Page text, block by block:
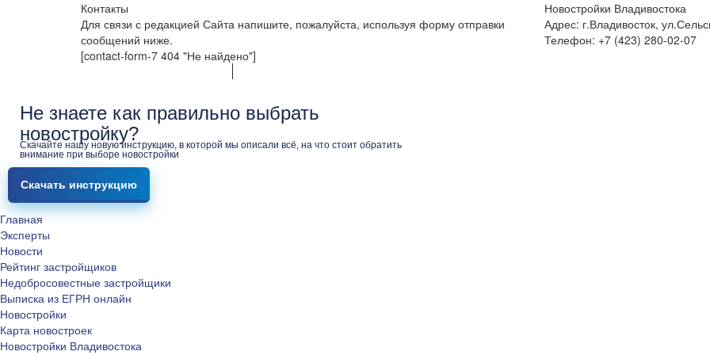
Контакты
Для связи с редакцией Сайта напишите, пожалуйста, используя форму отправки
сообщений ниже.
[contact-form-7 404 "Не найдено"]
Новостройки Владивостока
Адрес: г.Владивосток,
Телефон: +7 (423) 280-02-07
Не знаете как правильно выбрать
новостройку?
Скачайте нашу новую инструкцию, в которой мы описали всё, на что стоит обратить
внимание при выборе новостройки
Скачать инструкцию
Главная
Эксперты
Новости
Рейтинг застройщиков
Недобросовестные застройщики
Выписка из ЕГРН онлайн
Новостройки
Карта новостроек
Новостройки Владивостока